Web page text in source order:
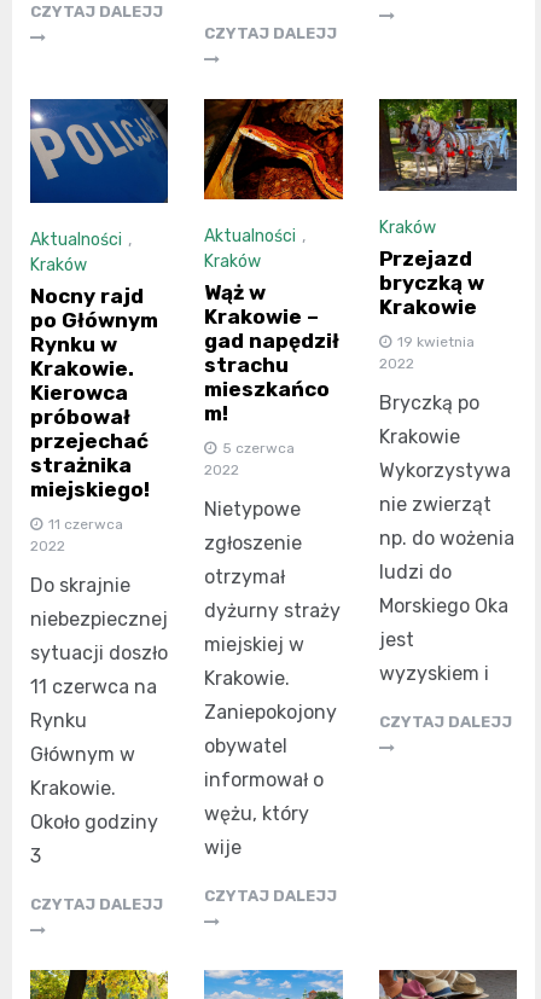
CZYTAJ DALEJJ
CZYTAJ DALEJJ
Aktualności ,
Kraków
Nocny rajd
po Głównym
Rynku w
Krakowie.
Kierowca
próbował
przejechać
strażnika
miejskiego!
11 czerwca
2022
Do skrajnie
niebezpiecznej
sytuacji doszło
11 czerwca na
Rynku
Głównym w
Krakowie.
Około godziny
3
CZYTAJ DALEJJ
Aktualności ,
Kraków
Wąż w
Krakowie –
gad napędził
strachu
mieszkańco
m!
5 czerwca
2022
Nietypowe
zgłoszenie
otrzymał
dyżurny straży
miejskiej w
Krakowie.
Zaniepokojony
obywatel
informował o
wężu, który
wije
CZYTAJ DALEJJ
Kraków
Przejazd
bryczką w
Krakowie
19 kwietnia
2022
Bryczką po
Krakowie
Wykorzystywa
nie zwierząt
np. do wożenia
ludzi do
Morskiego Oka
jest
wyzyskiem i
CZYTAJ DALEJJ